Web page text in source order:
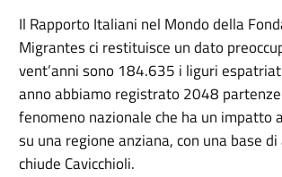
Il Rapporto Italiani nel Mondo della
Migrantes ci restituisce un dato
vent’anni sono 184.635 i liguri
anno abbiamo registrato 2048
fenomeno nazionale che ha un impatto
su una regione anziana, con una base
chiude Cavicchioli.